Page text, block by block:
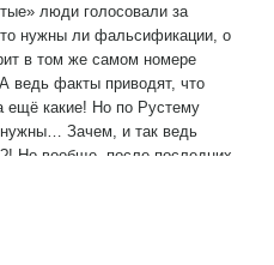
люди голосовали за
нужны ли фальсификации, о
в том же самом номере
ведь факты приводят, что
какие! Но по Рустему
Зачем, и так ведь
Но вообще, после последних
(в отличие от КПРФ) итоги
это тем, что
силу целенаправленно